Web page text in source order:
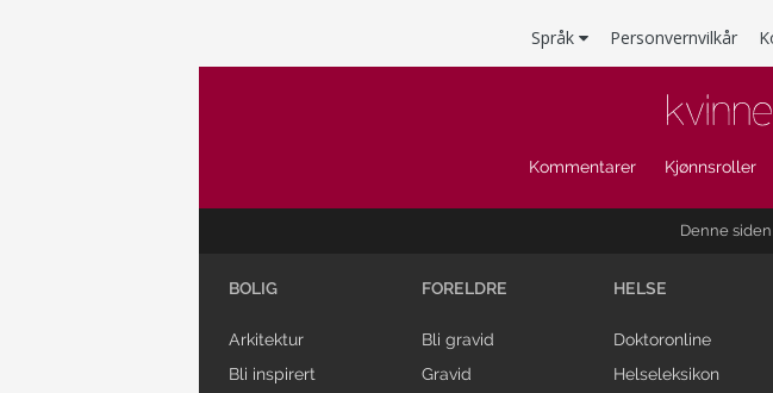
Språk Personvernvilkår
Kommentarer Kjønnsroller
Denne
BOLIG
Arkitektur
Bli inspirert
FORELDRE
Bli gravid
Gravid
HELSE
Doktoronline
Helseleksikon